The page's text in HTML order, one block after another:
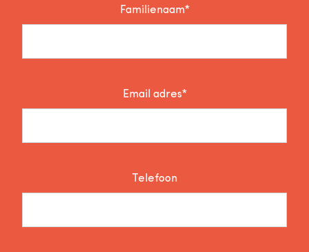
Familienaam*
Email adres*
Telefoon